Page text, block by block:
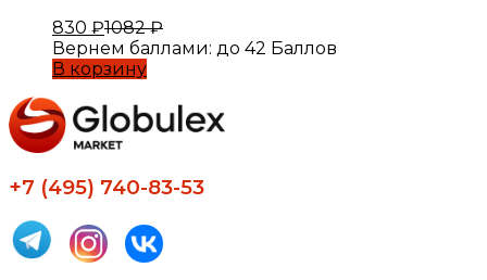
830 ₽1082₽
Вернем баллами: до 42 Баллов
В корзину
+7 (495) 740-83-53